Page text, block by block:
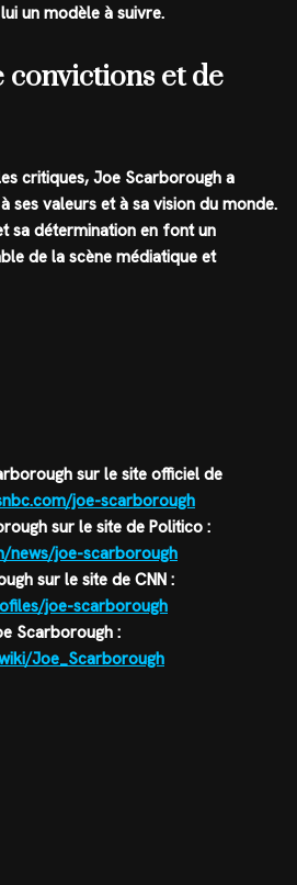
un modèle à suivre.
convictions et de
critiques, Joe Scarborough a
ses valeurs et à sa vision du monde.
sa détermination en font un
de la scène médiatique et
sur le site officiel de
joe-scarborough
sur le site de Politico :
news/joe-scarborough
sur le site de CNN :
joe-scarborough
Scarborough :
Joe_Scarborough